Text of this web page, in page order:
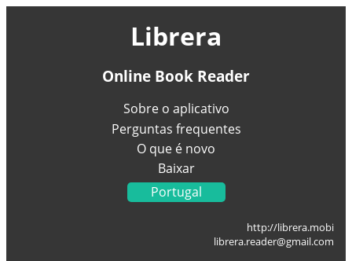
Librera
Online Book Reader
Sobre o aplicativo
Perguntas frequentes
O que é novo
Baixar
Portugal
http://librera.mobi
librera.reader@gmail.com